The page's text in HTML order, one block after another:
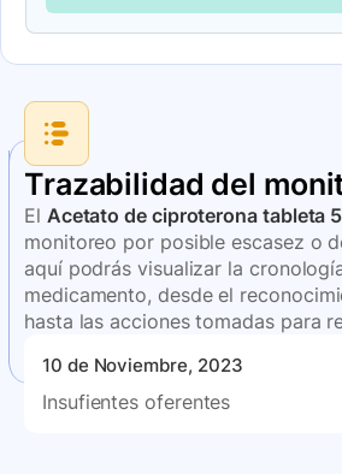
Trazabilidad del
El Acetato de ciproterona tableta
monitoreo por posible escasez o
aquí podrás visualizar la
medicamento, desde el
hasta las acciones tomadas para
10 de Noviembre, 2023
Insufientes oferentes